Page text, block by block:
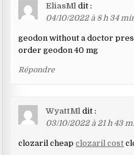
EliasMl dit :
04/10/2022 à 8 h 34
geodon without a doctor
order geodon 40 mg
Répondre
WyattMl dit :
03/10/2022 à 21 h 43
clozaril cheapclozaril cost